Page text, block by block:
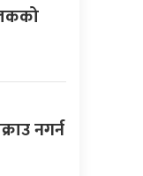
नगर्न